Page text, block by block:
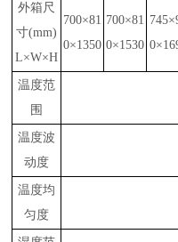
外箱尺
寸(mm)
L×W×H
700×81
0×1350
700×81
0×1530
温度范
围
温度波
动度
温度均
匀度